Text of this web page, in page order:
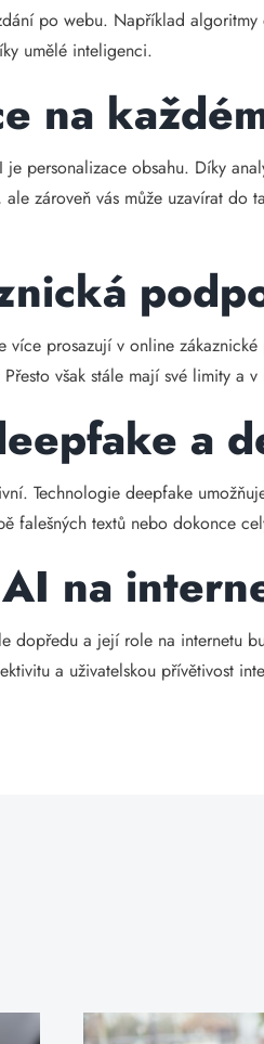
po webu. Například
umělé inteligenci.
na
je personalizace obsahu. Díky
ale zároveň vás může uzavírat
více prosazují v online
však stále mají své limity a
a
Technologie deepfake
falešných textů nebo dokonce
na
dopředu a její role na internetu
a uživatelskou přívětivost